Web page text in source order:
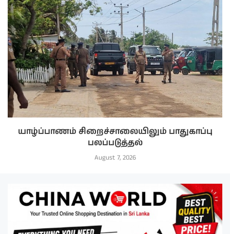
யாழ்ப்பாணம் சிறைச்சாலையிலும் பாதுகாப்பு
பலப்படுத்தல்
August 7, 2026